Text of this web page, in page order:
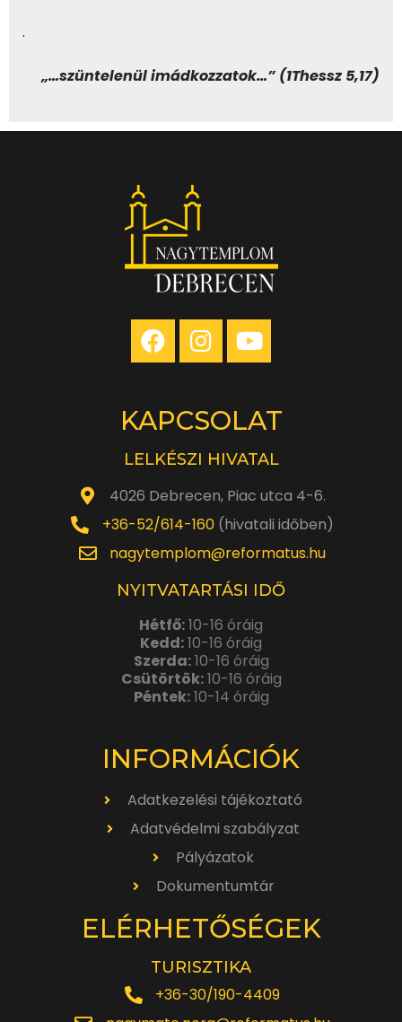
.
„…szüntelenül imádkozzatok…” (1Thessz 5,17)
KAPCSOLAT
LELKÉSZI HIVATAL
4026 Debrecen, Piac utca 4-6.
+36-52/614-160(hivatali időben)
nagytemplom@reformatus.hu
NYITVATARTÁSI IDŐ
Hétfő:10-16 óráig
Kedd:10-16 óráig
Szerda:10-16 óráig
Csütörtök:10-16 óráig
Péntek:10-14 óráig
INFORMÁCIÓK
Adatkezelési tájékoztató
Adatvédelmi szabályzat
Pályázatok
Dokumentumtár
ELÉRHETŐSÉGEK
TURISZTIKA
+36-30/190-4409